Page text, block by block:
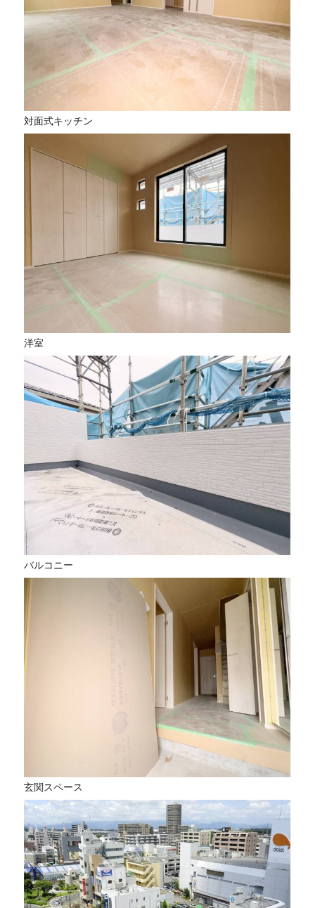
対面式キッチン
洋室
バルコニー
玄関スペース